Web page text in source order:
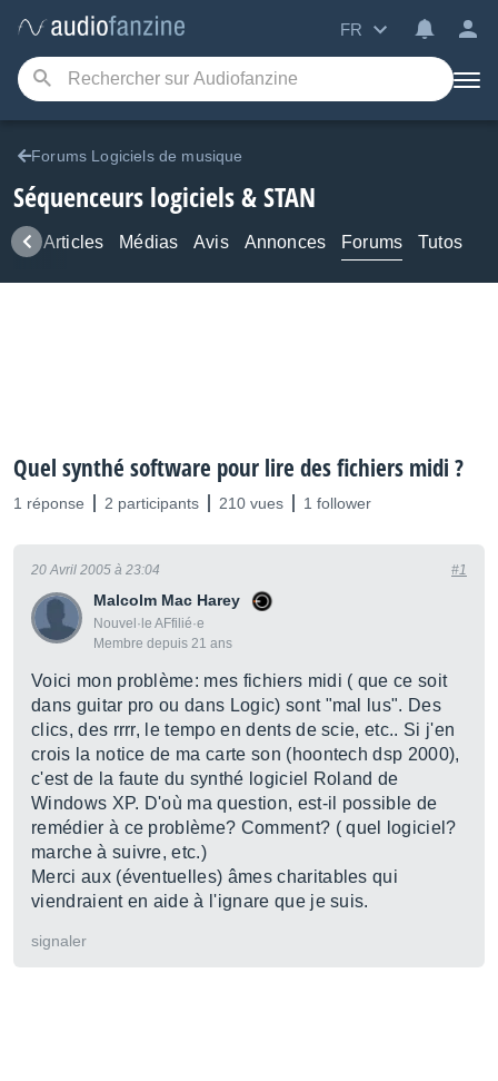
FR
Forums Logiciels de musique
Séquenceurs logiciels & STAN
Articles Médias Avis Annonces Forums Tutos
Quel synthé software pour lire des fichiers midi ?
1 réponse 2 participants 210 vues 1 follower
Malcolm Mac Harey
Nouvel·le AFfilié·e
Membre depuis 21 ans
20 Avril 2005 à 23:04 #1
Voici mon problème: mes fichiers midi ( que ce soit
dans guitar pro ou dans Logic) sont "mal lus". Des
clics, des rrrr, le tempo en dents de scie, etc.. Si j'en
crois la notice de ma carte son (hoontech dsp 2000),
c'est de la faute du synthé logiciel Roland de
Windows XP. D'où ma question, est-il possible de
remédier à ce problème? Comment? ( quel logiciel?
marche à suivre, etc.)
Merci aux (éventuelles) âmes charitables qui
viendraient en aide à l'ignare que je suis.
signaler